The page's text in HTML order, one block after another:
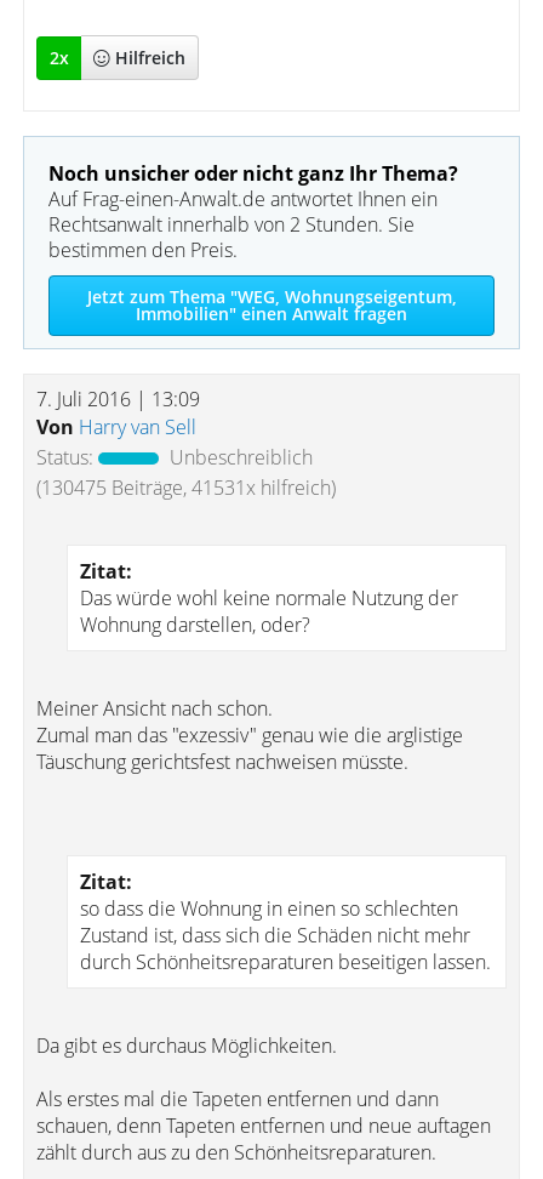
2x Hilfreich
Noch unsicher oder nicht ganz Ihr Thema?
Auf Frag-einen-Anwalt.de antwortet Ihnen ein
Rechtsanwalt innerhalb von 2 Stunden. Sie
bestimmen den Preis.
Jetzt zum Thema "WEG, Wohnungseigentum,
Immobilien" einen Anwalt fragen
7. Juli 2016 | 13:09
Von Harry van Sell
Status:
Unbeschreiblich
(130475 Beiträge, 41531x hilfreich)
Zitat:
Das würde wohl keine normale Nutzung der
Wohnung darstellen, oder?
Meiner Ansicht nach schon.
Zumal man das "exzessiv" genau wie die arglistige
Täuschung gerichtsfest nachweisen müsste.
Zitat:
so dass die Wohnung in einen so schlechten
Zustand ist, dass sich die Schäden nicht mehr
durch Schönheitsreparaturen beseitigen lassen.
Da gibt es durchaus Möglichkeiten.
Als erstes mal die Tapeten entfernen und dann
schauen, denn Tapeten entfernen und neue auftagen
zählt durch aus zu den Schönheitsreparaturen.